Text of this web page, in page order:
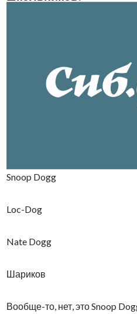
Snoop Dogg
Loc-Dog
Nate Dogg
Шариков
Вообще-то, нет, это Snoop